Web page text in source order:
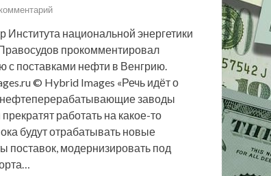
Института национальной энергетики
прокомментировал
с поставками нефти в Венгрию.
© Hybrid Images «Речь идёт о
нефтеперерабатывающие заводы
работать на какое-то
будут отрабатывать новые
поставок, модернизировать под